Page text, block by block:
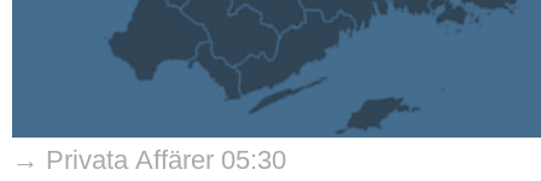
→ Privata Affärer 05:30